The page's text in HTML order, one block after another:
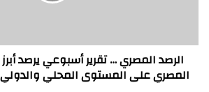
المشهد
المصري
على
الرصد المصري … تقرير أسبوعي يرصد
المصري على المستوى المحلي